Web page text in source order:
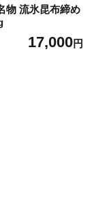
物 流氷昆布締め
17,000円